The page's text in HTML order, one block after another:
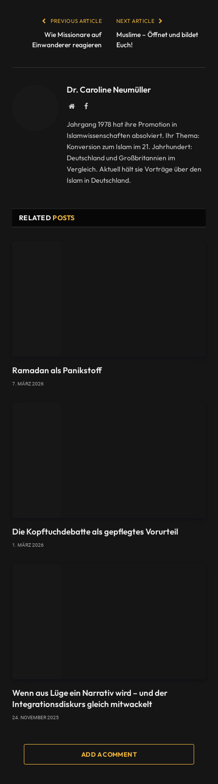
PREVIOUS ARTICLE
Wie Missionare auf
Einwanderer reagieren
NEXT ARTICLE
Muslime – Öffnet und bildet
Euch!
Dr. Caroline Neumüller
WebsiteFacebook
Jahrgang 1978 hat ihre Promotion in
Islamwissenschaften absolviert. Ihr Thema:
Konversion zum Islam im 21. Jahrhundert:
Deutschland und Großbritannien im
Vergleich. Aktuell hält sie Vorträge über den
Islam in Deutschland.
RELATED POSTS
Ramadan als Panikstoff
7. MÄRZ 2026
Die Kopftuchdebatte als gepflegtes Vorurteil
1. MÄRZ 2026
Wenn aus Lüge ein Narrativ wird – und der
Integrationsdiskurs gleich mitwackelt
24. NOVEMBER 2025
ADD A COMMENT